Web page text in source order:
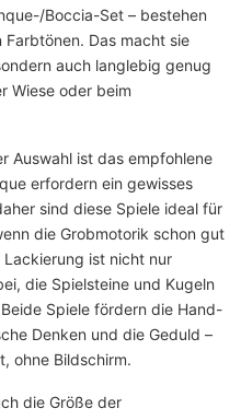
Boccia-Set – bestehen
Das macht sie
auch langlebig genug
Wiese oder beim
Auswahl ist das empfohlene
erfordern ein gewisses
sind diese Spiele ideal für
die Grobmotorik schon gut
ist nicht nur
die Spielsteine und Kugeln
Spiele fördern die Hand-
Denken und die Geduld –
ohne Bildschirm.
die Größe der